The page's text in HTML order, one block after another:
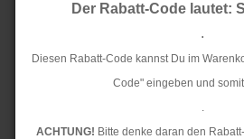
Der Rabatt-Code lautet:
.
Diesen Rabatt-Code kannst Du im
Code" eingeben und
.
ACHTUNG! Bitte denke daran den